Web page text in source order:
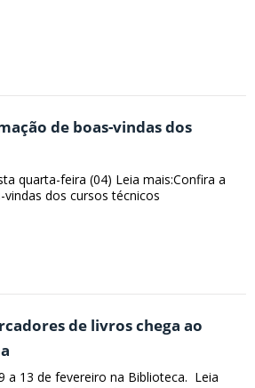
de boas-vindas dos
quarta-feira (04) Leia mais:Confira a
dos cursos técnicos
de livros chega ao
a 13 de fevereiro na Biblioteca. Leia